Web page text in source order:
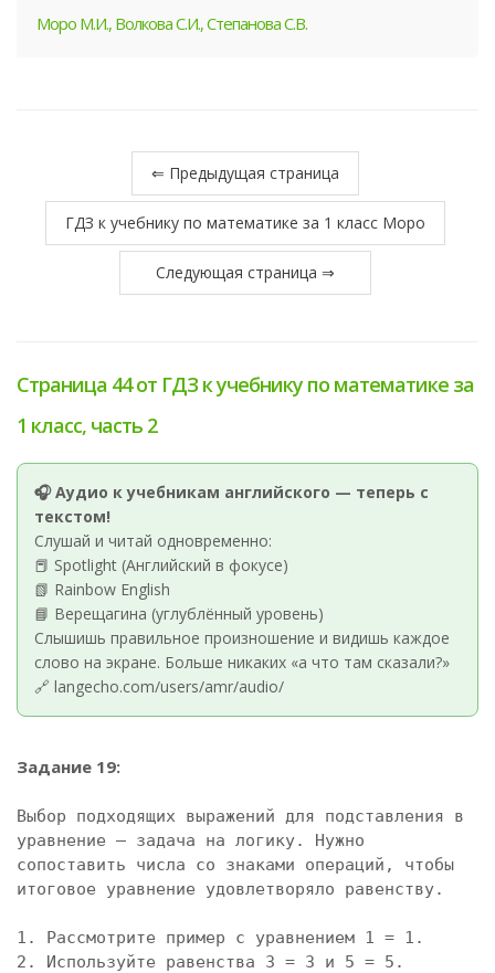
Моро М.И., Волкова С.И., Степанова С.В.
⇐ Предыдущая страница
ГДЗ к учебнику по математике за 1 класс Моро
Следующая страница ⇒
Страница 44 от ГДЗ к учебнику по математике за
1 класс, часть 2
🎧 Аудио к учебникам английского — теперь с
текстом!
Слушай и читай одновременно:
📕 Spotlight (Английский в фокусе)
📗 Rainbow English
📘 Верещагина (углублённый уровень)
Слышишь правильное произношение и видишь каждое
слово на экране. Больше никаких «а что там сказали?»
🔗 langecho.com/users/amr/audio/
Задание 19:
Выбор подходящих выражений для подставления в
уравнение — задача на логику. Нужно
сопоставить числа со знаками операций, чтобы
итоговое уравнение удовлетворяло равенству.
1. Рассмотрите пример с уравнением 1 = 1.
2. Используйте равенства 3 = 3 и 5 = 5.